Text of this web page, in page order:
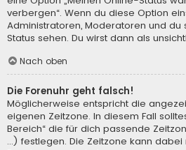
verbergen“. Wenn du diese Option
Administratoren, Moderatoren und
Status sehen. Du wirst dann als
Nach oben
Die Forenuhr geht falsch!
Möglicherweise entspricht die
eigenen Zeitzone. In diesem Fall
Bereich“ die für dich passende
...) festlegen. Die Zeitzone kann